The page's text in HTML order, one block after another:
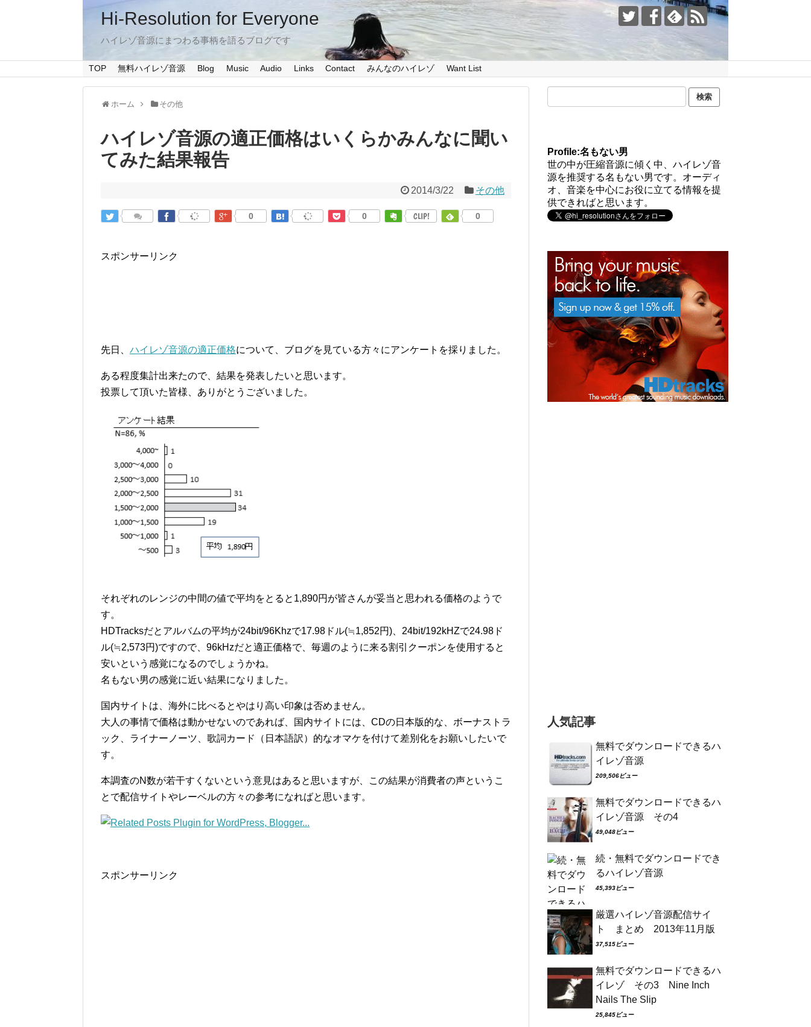
Hi-Resolution for Everyone
ハイレゾ音源にまつわる事柄を語るブログです
TOP 無料ハイレゾ音源 Blog Music Audio Links Contact みんなのハイレゾ Want List
ホーム その他
ハイレゾ音源の適正価格はいくらかみんなに聞い
てみた結果報告
2014/3/22 その他
0 0 CLIP! 0
スポンサーリンク
先日、 ハイレゾ音源の適正価格について、ブログを見ている方々にアンケートを採りました。
ある程度集計出来たので、結果を発表したいと思います。
投票して頂いた皆様、ありがとうございました。
それぞれのレンジの中間の値で平均をとると1,890円が皆さんが妥当と思われる価格のようで
す。
HDTracksだとアルバムの平均が24bit/96Khzで17.98ドル(≒1,852円)、24bit/192kHZで24.98ド
ル(≒2,573円)ですので、96kHzだと適正価格で、毎週のように来る割引クーポンを使用すると
安いという感覚になるのでしょうかね。
名もない男の感覚に近い結果になりました。
国内サイトは、海外に比べるとやはり高い印象は否めません。
大人の事情で価格は動かせないのであれば、国内サイトには、CDの日本版的な、ボーナストラ
ック、ライナーノーツ、歌詞カード（日本語訳）的なオマケを付けて差別化をお願いしたいで
す。
本調査のN数が若干すくないという意見はあると思いますが、この結果が消費者の声というこ
とで配信サイトやレーベルの方々の参考になればと思います。
スポンサーリンク
Profile:名もない男
世の中が圧縮音源に傾く中、ハイレゾ音
源を推奨する名もない男です。オーディ
オ、音楽を中心にお役に立てる情報を提
供できればと思います。
人気記事
無料でダウンロードできるハ
イレゾ音源
209,506ビュー
無料でダウンロードできるハ
イレゾ音源 その4
49,048ビュー
続・無料でダウンロードでき
るハイレゾ音源
45,393ビュー
厳選ハイレゾ音源配信サイ
ト まとめ 2013年11月版
37,515ビュー
無料でダウンロードできるハ
イレゾ その3 Nine Inch
Nails The Slip
25,845ビュー